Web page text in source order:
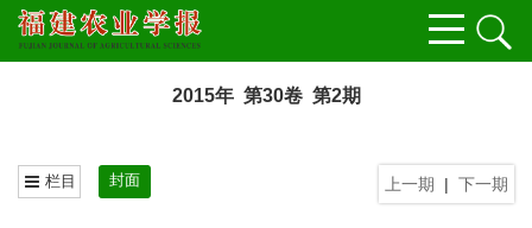
2015年 第30卷 第2期
上一期 | 下一期
栏目 封面